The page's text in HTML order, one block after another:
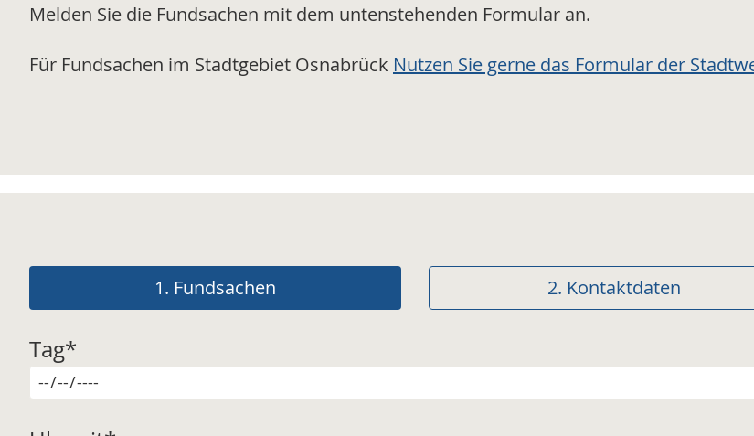
Melden Sie die Fundsachen mit dem untenstehenden Formular an.
Für Fundsachen im Stadtgebiet Osnabrück Nutzen Sie gerne das Formular der
1. Fundsachen 2. Kontaktdaten
Tag*